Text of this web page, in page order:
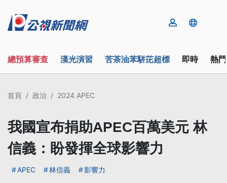
總預算審查 漢光演習 苦茶油苯駢芘超標 即時 熱
首頁 政治 2024 APEC
我國宣布捐助APEC百萬美元 林
信義：盼發揮全球影響力
APEC 林信義 影響力